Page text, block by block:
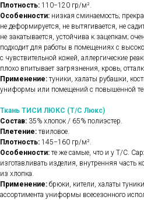
Плотность: 110−120 гр/м².
Особенности: низкая сминаемость;
не деформируется, не вытягивается, не
не закатывается, устойчива к зацепкам;
подходит для работы в помещениях с
с чувствительной кожей, аллергические
плохо впитывает загрязнения, кровь,
Применение: туники, халаты рубашки,
униформы или помещений с повышенной
Ткань ТИСИ ЛЮКС (Т/С Люкс)
Состав: 35% хлопок / 65% полиэстер.
Плетение: твиловое.
Плотность: 145−160 гр/м².
Особенности: те же самые, что и у Т/С.
изготавливать изделия, внутренняя часть
из хлопка.
Применение: брюки, кители, халаты
ассортимента униформы всесезонного